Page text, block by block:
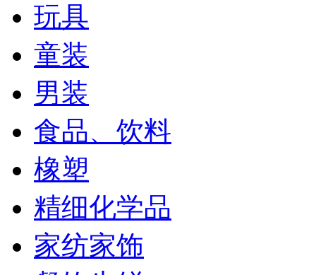
玩具
童装
男装
食品、饮料
橡塑
精细化学品
家纺家饰